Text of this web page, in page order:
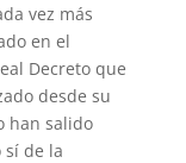
vez más
en el
Decreto que
desde su
han salido
sí de la